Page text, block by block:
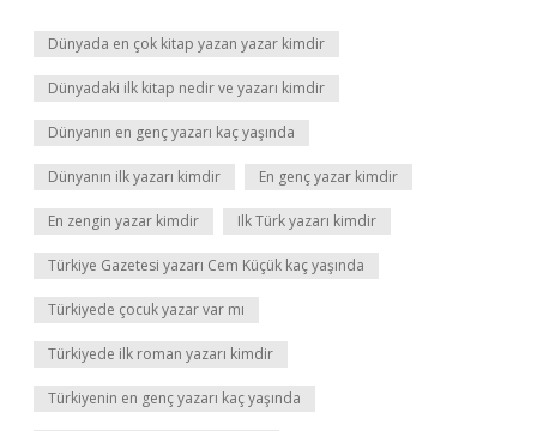
Dünyada en çok kitap yazan yazar kimdir
Dünyadaki ilk kitap nedir ve yazarı kimdir
Dünyanın en genç yazarı kaç yaşında
Dünyanın ilk yazarı kimdir En genç yazar kimdir
En zengin yazar kimdir Ilk Türk yazarı kimdir
Türkiye Gazetesi yazarı Cem Küçük kaç yaşında
Türkiyede çocuk yazar var mı
Türkiyede ilk roman yazarı kimdir
Türkiyenin en genç yazarı kaç yaşında